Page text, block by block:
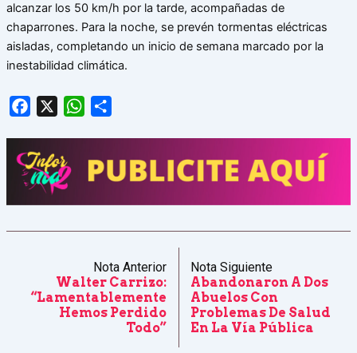
alcanzar los 50 km/h por la tarde, acompañadas de
chaparrones. Para la noche, se prevén tormentas eléctricas
aisladas, completando un inicio de semana marcado por la
inestabilidad climática.
Facebook WhatsApp
Nota Anterior
Walter Carrizo:
“Lamentablemente
Hemos Perdido
Todo”
Nota Siguiente
Abandonaron A Dos
Abuelos Con
Problemas De Salud
En La Vía Pública